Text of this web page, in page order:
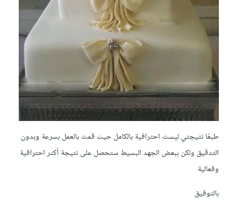
طبعًا نتيجتي ليست احترافية بالكامل حيث قمت بالعمل بسرعة وبدون
التدقيق ولكن ببعض الجهد البسيط ستحصل على نتيجة أكثر احترافية
وفعالية
بالتوفيق